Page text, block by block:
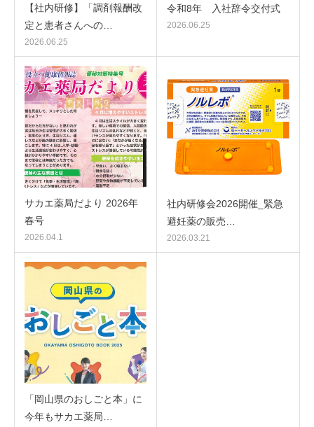
【社内研修】「調剤報酬改
定と患者さんへの…
2026.06.25
令和8年 入社辞令交付式
2026.06.25
サカエ薬局だより 2026年
春号
2026.04.1
社内研修会2026開催_緊急
避妊薬の販売…
2026.03.21
「岡山県のおしごと本」に
今年もサカエ薬局…